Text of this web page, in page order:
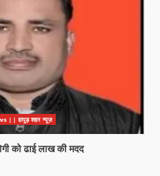
|| हापुड़ शहर न्यूज़
को ढाई लाख की मदद